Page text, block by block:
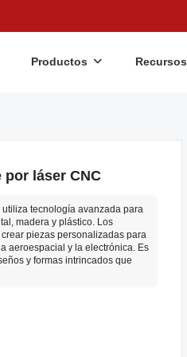
Productos Recursos
láser CNC
tecnología avanzada para
madera y plástico. Los
piezas personalizadas para
aeroespacial y la electrónica. Es
y formas intrincados que